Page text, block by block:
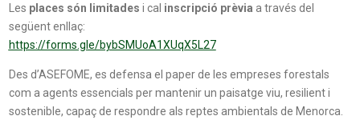
Les places són limitades i cal inscripció prèvia a través del
següent enllaç:
https://forms.gle/bybSMUoA1XUqX5L27
Des d’ASEFOME, es defensa el paper de les empreses forestals
com a agents essencials per mantenir un paisatge viu, resilient i
sostenible, capaç de respondre als reptes ambientals de Menorca.